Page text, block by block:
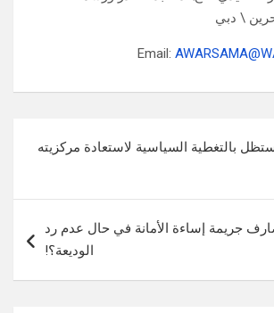
\ دبي
Email:
بالتغطية السياسية لاستعادة مركزيته
جريمة إساءة الأمانة في حال عدم رد
الوديعة؟!